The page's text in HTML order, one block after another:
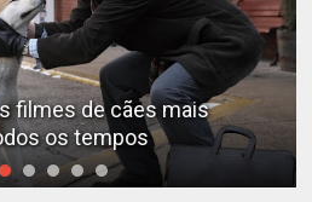
filmes de cães mais
os tempos